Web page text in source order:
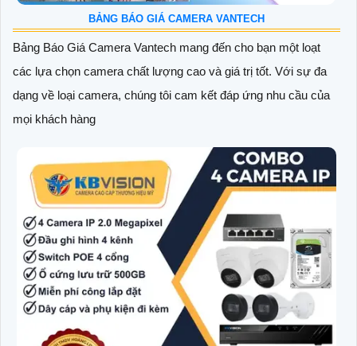
BẢNG BÁO GIÁ CAMERA VANTECH
Bảng Báo Giá Camera Vantech mang đến cho bạn một loạt
các lựa chọn camera chất lượng cao và giá trị tốt. Với sự đa
dạng về loại camera, chúng tôi cam kết đáp ứng nhu cầu của
mọi khách hàng